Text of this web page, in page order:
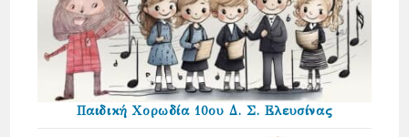
Παιδική Χορωδία 10ου Δ. Σ. Ελευσίνας